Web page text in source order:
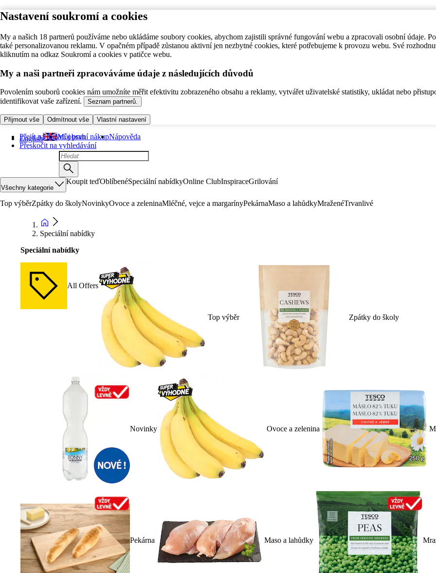
Nastavení soukromí a cookies
My a našich 18 partnerů používáme nebo ukládáme soubory cookies, abychom zajistili správné fungování webu a zpracovali osobní údaje.
také personalizovanou reklamu. V opačném případě zůstanou aktivní jen nezbytné cookies, které potřebujeme k provozu webu. Své
kliknutím na odkaz Soukromí a cookies v patičce webu.
My a naši partneři zpracováváme údaje z následujících důvodů
Povolením souborů cookies nám umožníte měřit efektivitu zobrazeného obsahu a reklamy, vytvářet uživatelské statistiky, ukládat nebo
identifikovat vaše zařízení.
Seznam partnerů.
Přijmout vše Odmítnout vše Vlastní nastavení
Přejít na hlavní obsah
Přeskočit na vyhledávání
English Můj první nákupNápověda
Všechny kategorie
Koupit teďOblíbenéSpeciální nabídkyOnline ClubInspiraceGrilování
Top výběrZpátky do školyNovinkyOvoce a zeleninaMléčné, vejce a margarínyPekárnaMaso a lahůdkyMraženéTrvanlivé
Speciální nabídky
Speciální nabídky
All Offers
Top výběr Zpátky do školy
Novinky Ovoce a zelenina
Pekárna Maso a lahůdky